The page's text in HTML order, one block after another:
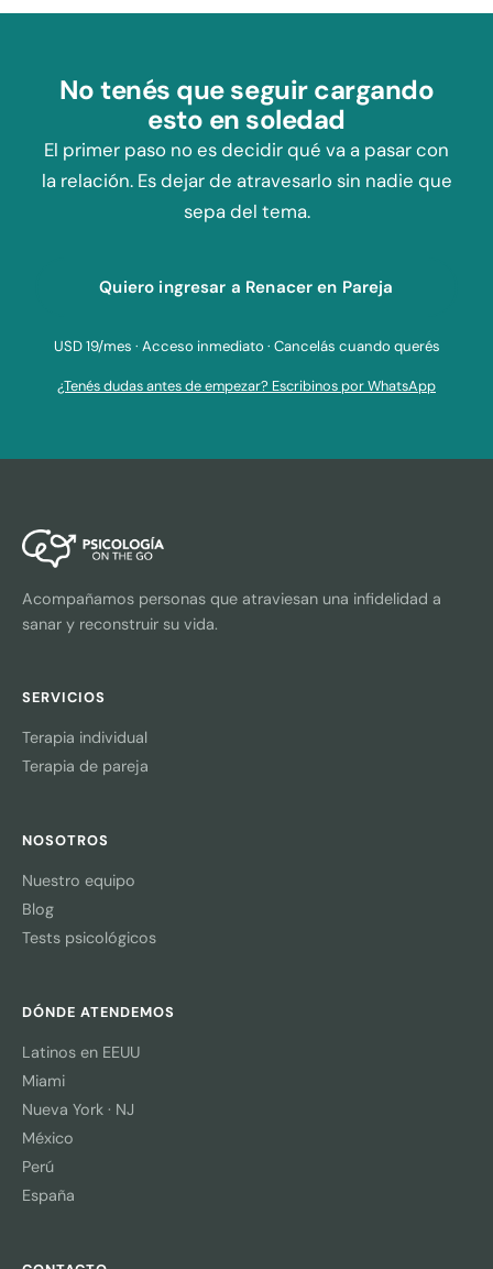
No tenés que seguir cargando
esto en soledad
El primer paso no es decidir qué va a pasar con
la relación. Es dejar de atravesarlo sin nadie que
sepa del tema.
Quiero ingresar a Renacer en Pareja
USD 19/mes · Acceso inmediato · Cancelás cuando querés
¿Tenés dudas antes de empezar? Escribinos por WhatsApp
Acompañamos personas que atraviesan una infidelidad a
sanar y reconstruir su vida.
SERVICIOS
Terapia individual
Terapia de pareja
NOSOTROS
Nuestro equipo
Blog
Tests psicológicos
DÓNDE ATENDEMOS
Latinos en EEUU
Miami
Nueva York · NJ
México
Perú
España